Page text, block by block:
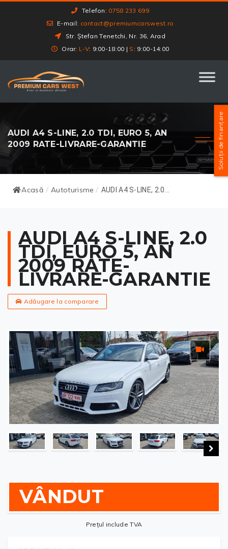
Telefon: 0758 233 699
E-mail: contact@premiumcarswest.ro
Str. Ștefan Tenetchi, Nr. 36, Arad
Orar: L-V: 9:00-18:00 | S : 9:00-14:00
AUDI A4 S-LINE, 2.0 TDI, EURO 5, AN
2009 RATE-LIVRARE-GARANTIE
Acasă / Autoturisme / AUDI A4 S-LINE, 2.0...
AUDI A4 S-LINE, 2.0
TDI, EURO 5, AN
2009 RATE-
LIVRARE-GARANTIE
Adăugare la comparare
VÂNDUT
Prețul include TVA
Soluții de finanțare